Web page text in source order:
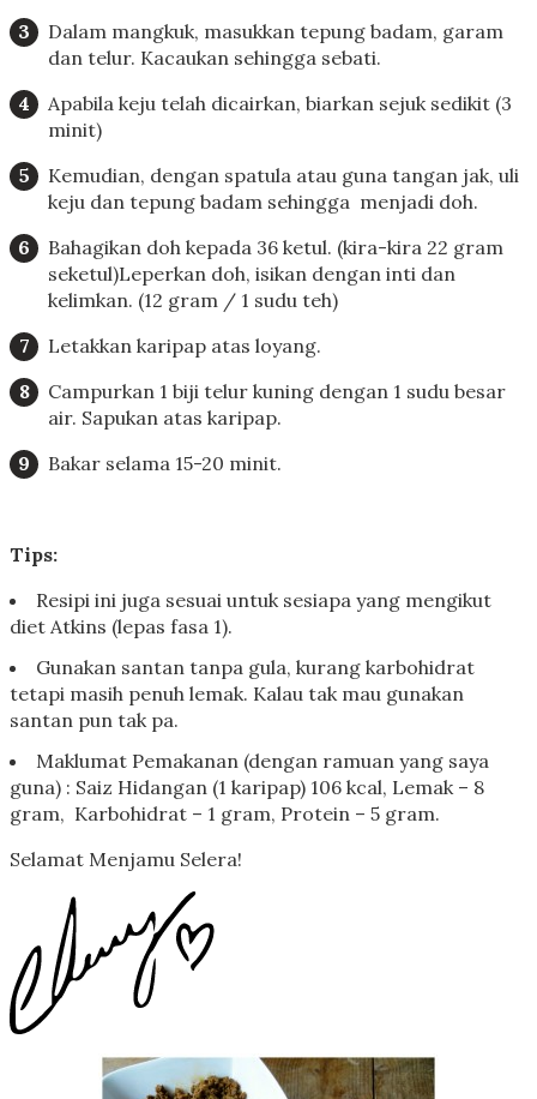
Dalam mangkuk, masukkan tepung badam, garam
dan telur. Kacaukan sehingga sebati.
Apabila keju telah dicairkan, biarkan sejuk sedikit (3
minit)
Kemudian, dengan spatula atau guna tangan jak, uli
keju dan tepung badam sehingga menjadi doh.
Bahagikan doh kepada 36 ketul. (kira-kira 22 gram
seketul)Leperkan doh, isikan dengan inti dan
kelimkan. (12 gram / 1 sudu teh)
Letakkan karipap atas loyang.
Campurkan 1 biji telur kuning dengan 1 sudu besar
air. Sapukan atas karipap.
Bakar selama 15-20 minit.
Tips:
Resipi ini juga sesuai untuk sesiapa yang mengikut
diet Atkins (lepas fasa 1).
Gunakan santan tanpa gula, kurang karbohidrat
tetapi masih penuh lemak. Kalau tak mau gunakan
santan pun tak pa.
Maklumat Pemakanan (dengan ramuan yang saya
guna) : Saiz Hidangan (1 karipap) 106 kcal, Lemak – 8
gram, Karbohidrat – 1 gram, Protein – 5 gram.
Selamat Menjamu Selera!